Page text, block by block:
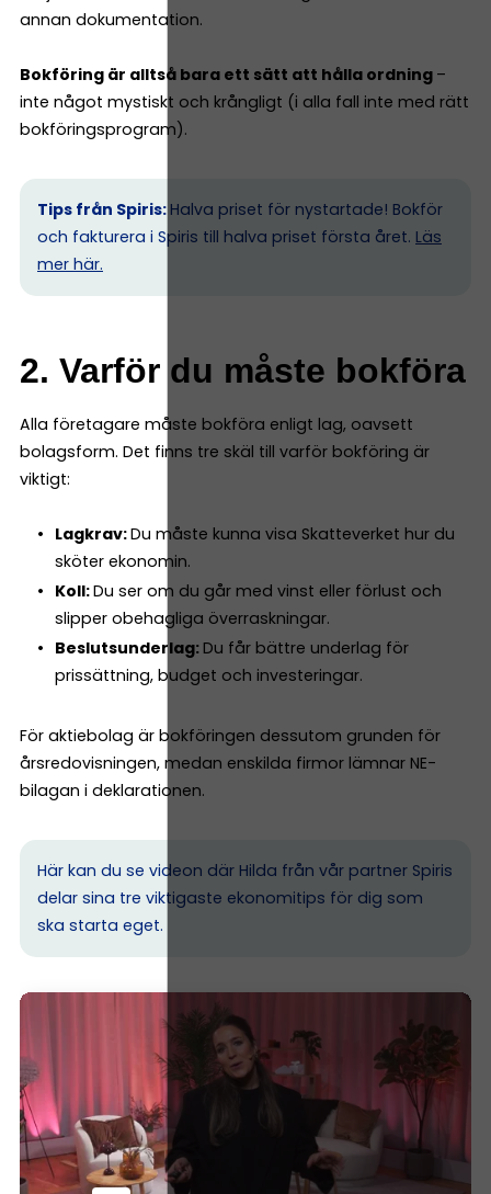
annan dokumentation.
Bokföring är alltså bara ett sätt att hålla ordning –
inte något mystiskt och krångligt (i alla fall inte med rätt
bokföringsprogram).
Tips från Spiris: Halva priset för nystartade! Bokför
och fakturera i Spiris till halva priset första året. Läs
mer här.
2. Varför du måste bokföra
Alla företagare måste bokföra enligt lag, oavsett
bolagsform. Det finns tre skäl till varför bokföring är
viktigt:
Lagkrav:Du måste kunna visa Skatteverket hur du
sköter ekonomin.
Koll:Du ser om du går med vinst eller förlust och
slipper obehagliga överraskningar.
Beslutsunderlag: Du får bättre underlag för
prissättning, budget och investeringar.
För aktiebolag är bokföringen dessutom grunden för
årsredovisningen, medan enskilda firmor lämnar NE-
bilagan i deklarationen.
Här kan du se videon där Hilda från vår partner Spiris
delar sina tre viktigaste ekonomitips för dig som
ska starta eget.